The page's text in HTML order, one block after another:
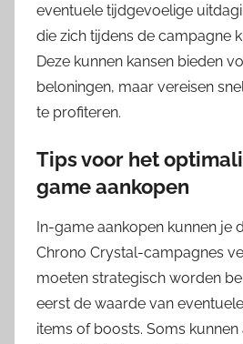
eventuele tijdgevoelige
die zich tijdens de campagne
Deze kunnen kansen bieden
beloningen, maar vereisen
te profiteren.
Tips voor het
game aankopen
In-game aankopen kunnen je
Chrono Crystal-campagnes
moeten strategisch worden
eerst de waarde van
items of boosts. Soms